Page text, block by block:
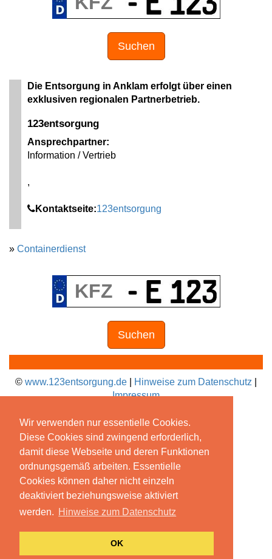
Wir verwenden nur essentielle Cookies.
Diese Cookies sind zwingend erforderlich,
damit diese Webseite und deren Funktionen
ordnungsgemäß arbeiten. Essentielle
Cookies können daher nicht einzeln
deaktiviert beziehungsweise aktiviert
werden. Hinweise zum Datenschutz
OK
Suchen
Die Entsorgung in Anklam erfolgt über einen
exklusiven regionalen Partnerbetrieb.
123entsorgung
Ansprechpartner:
Information / Vertrieb
,
Kontaktseite:123entsorgung
» Containerdienst
Suchen
© www.123entsorgung.de Hinweise zum Datenschutz
Impressum